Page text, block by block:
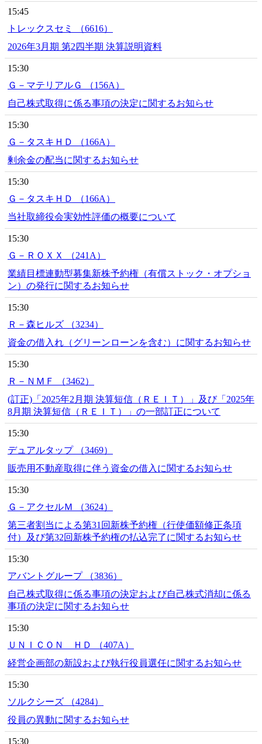
15:45
トレックスセミ （6616）
2026年3月期 第2四半期 決算説明資料
15:30
Ｇ－マテリアルＧ （156A）
自己株式取得に係る事項の決定に関するお知らせ
15:30
Ｇ－タスキＨＤ （166A）
剰余金の配当に関するお知らせ
15:30
Ｇ－タスキＨＤ （166A）
当社取締役会実効性評価の概要について
15:30
Ｇ－ＲＯＸＸ （241A）
業績目標連動型募集新株予約権（有償ストック・オプショ
ン）の発行に関するお知らせ
15:30
Ｒ－森ヒルズ （3234）
資金の借入れ（グリーンローンを含む）に関するお知らせ
15:30
Ｒ－ＮＭＦ （3462）
(訂正)「2025年2月期 決算短信（ＲＥＩＴ）」及び「2025年
8月期 決算短信（ＲＥＩＴ）」の一部訂正について
15:30
デュアルタップ （3469）
販売用不動産取得に伴う資金の借入に関するお知らせ
15:30
Ｇ－アクセルＭ （3624）
第三者割当による第31回新株予約権（行使価額修正条項
付）及び第32回新株予約権の払込完了に関するお知らせ
15:30
アバントグループ （3836）
自己株式取得に係る事項の決定および自己株式消却に係る
事項の決定に関するお知らせ
15:30
ＵＮＩＣＯＮ ＨＤ （407A）
経営企画部の新設および執行役員選任に関するお知らせ
15:30
ソルクシーズ （4284）
役員の異動に関するお知らせ
15:30